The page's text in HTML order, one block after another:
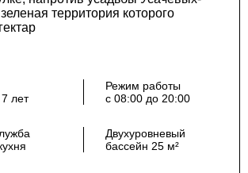
территория которого
лет
Двухуровневый
бассейн 25 м²
Режим работы
с 08:00 до 20:00